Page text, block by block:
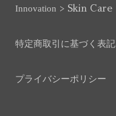
Innovation > Skin Care
特定商取引に基づく表記
プライバシーポリシー